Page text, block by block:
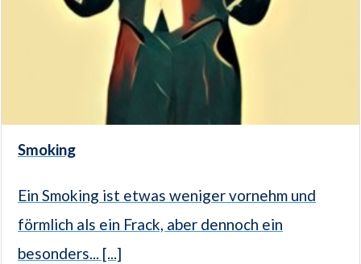
Smoking
Ein Smoking ist etwas weniger vornehm und
förmlich als ein Frack, aber dennoch ein
besonders... [...]